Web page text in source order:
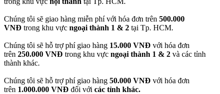
Chúng tôi sẽ giao hàng miễn phí với hóa đơn trên 500.000
VNĐ trong khu vực ngoại thành 1 & 2 tại Tp. HCM.
Chúng tôi sẽ hỗ trợ phí giao hàng 15.000 VNĐ với hóa đơn
trên 250.000 VNĐ trong khu vực ngoại thành 1 & 2 và các tỉnh
thành khác.
Chúng tôi sẽ hỗ trợ phí giao hàng 50.000 VNĐ với hóa đơn
trên 1.000.000 VNĐ đối với các tỉnh khác.